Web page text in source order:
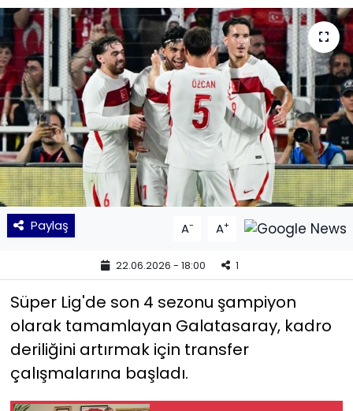
Paylaş A- A+
22.06.2026 - 18:00 1
Süper Lig'de son 4 sezonu şampiyon
olarak tamamlayan Galatasaray, kadro
deriliğini artırmak için transfer
çalışmalarına başladı.
MAGAZİN
POLİTİKA
SAĞLIK
Siyaset
SPOR
TEKNOLOJİ
YEREL POLİTİKA
YEREL YÖNETİMLER